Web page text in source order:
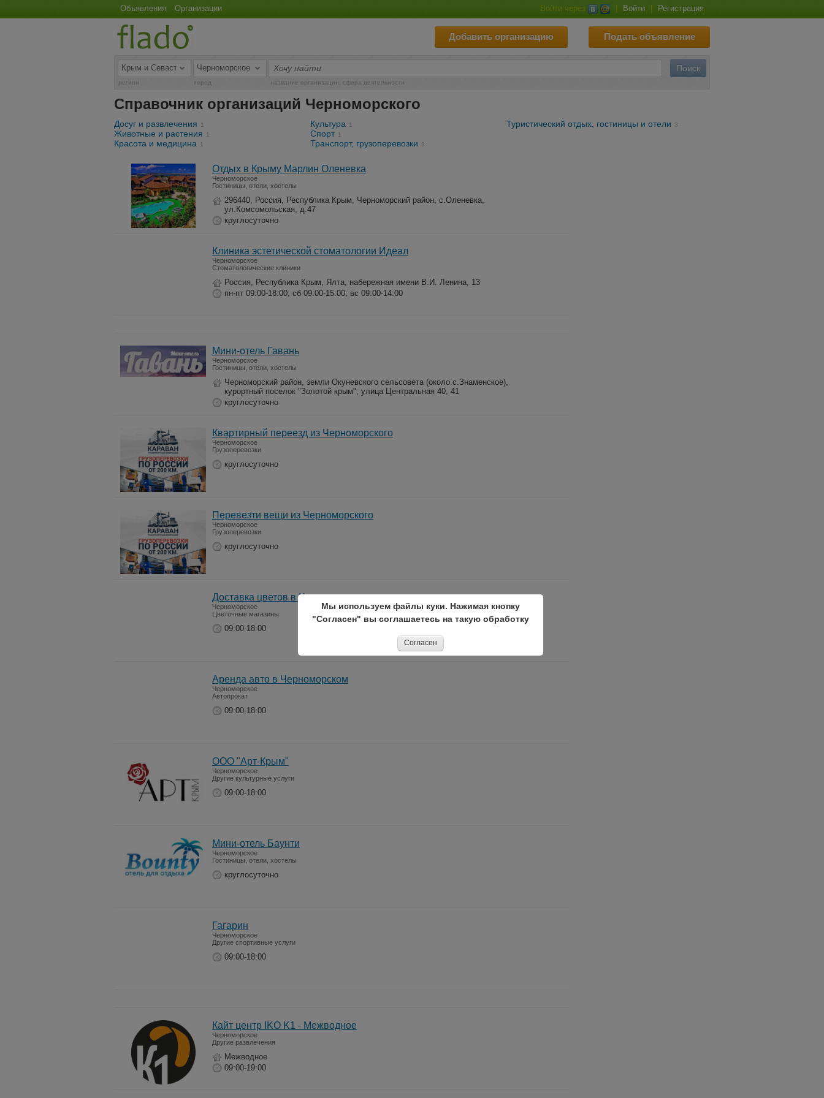
Объявления Организации Войти через Войти Регистрация
Подать объявление
Добавить организацию
регион город название организации, сфера деятельности
Справочник организаций Черноморского
Досуг и развлечения 1
Животные и растения 1
Красота и медицина 1
Культура 1
Спорт 1
Транспорт, грузоперевозки 3
Туристический отдых, гостиницы и отели 3
Отдых в Крыму Марлин Оленевка
Черноморское
Гостиницы, отели, хостелы
296440, Россия, Республика Крым, Черноморский район, с.Оленевка,
ул.Комсомольская, д.47
круглосуточно
Клиника эстетической стоматологии Идеал
Черноморское
Стоматологические клиники
Россия, Республика Крым, Ялта, набережная имени В.И. Ленина, 13
пн-пт 09:00-18:00; сб 09:00-15:00; вс 09:00-14:00
Мини-отель Гавань
Черноморское
Гостиницы, отели, хостелы
Черноморский район, земли Окуневского сельсовета (около с.Знаменское),
курортный поселок "Золотой крым", улица Центральная 40, 41
круглосуточно
Квартирный переезд из Черноморского
Черноморское
Грузоперевозки
круглосуточно
Перевезти вещи из Черноморского
Черноморское
Грузоперевозки
круглосуточно
Доставка цветов в Черноморском
Черноморское
Цветочные магазины
09:00-18:00
Аренда авто в Черноморском
Черноморское
Автопрокат
09:00-18:00
ООО "Арт-Крым"
Черноморское
Другие культурные услуги
09:00-18:00
Мини-отель Баунти
Черноморское
Гостиницы, отели, хостелы
круглосуточно
Гагарин
Черноморское
Другие спортивные услуги
09:00-18:00
Кайт центр IKO K1 - Межводное
Черноморское
Другие развлечения
Межводное
09:00-19:00
Мы используем файлы куки. Нажимая кнопку
"Согласен" вы соглашаетесь на такую обработку
Согласен